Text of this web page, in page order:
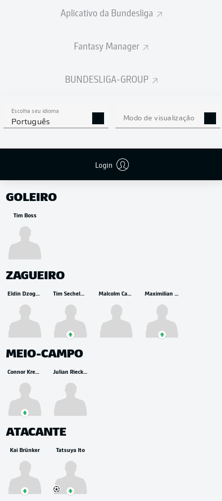
Aplicativo da Bundesliga
Fantasy Manager
BUNDESLIGA-GROUP
Escolha seu idioma
Português Modo de visualização
Login
Dominik Reimann
Silas Gnaka
GOLEIRO
Tim Boss
ZAGUEIRO
Eldin Dzogovic Tim Sechelmann Malcolm Cacutalua Maximilian Ullmann
MEIO-CAMPO
Connor Krempicki Julian Rieckmann
ATACANTE
Kai Brünker Tatsuya Ito